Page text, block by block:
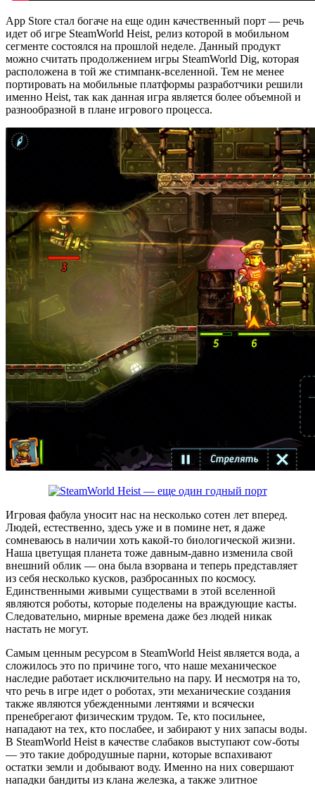
App Store стал богаче на еще один качественный порт — речь
идет об игре SteamWorld Heist, релиз которой в мобильном
сегменте состоялся на прошлой неделе. Данный продукт
можно считать продолжением игры SteamWorld Dig, которая
расположена в той же стимпанк-вселенной. Тем не менее
портировать на мобильные платформы разработчики решили
именно Heist, так как данная игра является более объемной и
разнообразной в плане игрового процесса.
Игровая фабула уносит нас на несколько сотен лет вперед.
Людей, естественно, здесь уже и в помине нет, я даже
сомневаюсь в наличии хоть какой-то биологической жизни.
Наша цветущая планета тоже давным-давно изменила свой
внешний облик — она была взорвана и теперь представляет
из себя несколько кусков, разбросанных по космосу.
Единственными живыми существами в этой вселенной
являются роботы, которые поделены на враждующие касты.
Следовательно, мирные времена даже без людей никак
настать не могут.
Самым ценным ресурсом в SteamWorld Heist является вода, а
сложилось это по причине того, что наше механическое
наследие работает исключительно на пару. И несмотря на то,
что речь в игре идет о роботах, эти механические создания
также являются убежденными лентяями и всячески
пренебрегают физическим трудом. Те, кто посильнее,
нападают на тех, кто послабее, и забирают у них запасы воды.
В SteamWorld Heist в качестве слабаков выступают cow-боты
— это такие добродушные парни, которые вспахивают
остатки земли и добывают воду. Именно на них совершают
нападки бандиты из клана железка, а также элитное